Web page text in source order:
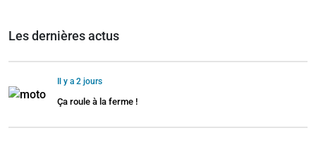
Les dernières actus
Il y a 2 jours
Ça roule à la ferme !